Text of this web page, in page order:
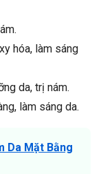
hóa, làm sáng
da, trị nám.
làm sáng da.
Da Mặt Bằng